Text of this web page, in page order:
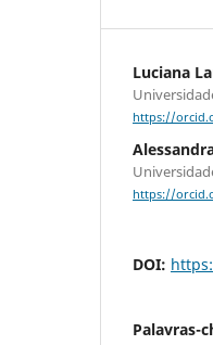
Luciana
https://
https://
DOI:
Palavras-